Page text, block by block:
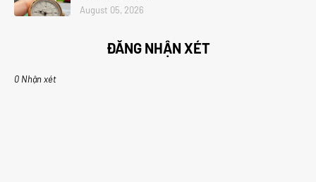
August 05, 2026
ĐĂNG NHẬN XÉT
0 Nhận xét